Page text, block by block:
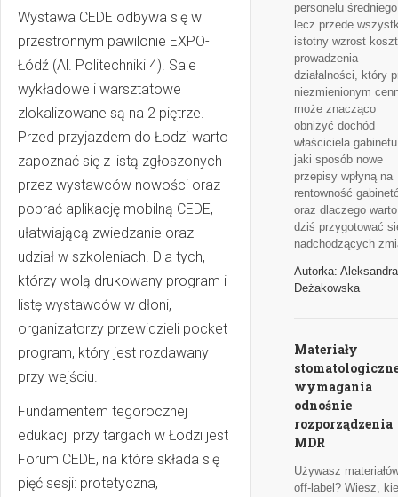
Wystawa CEDE odbywa się w
przestronnym pawilonie EXPO-
Łódź (Al. Politechniki 4). Sale
wykładowe i warsztatowe
zlokalizowane są na 2 piętrze.
Przed przyjazdem do Łodzi warto
zapoznać się z listą zgłoszonych
przez wystawców nowości oraz
pobrać aplikację mobilną CEDE,
ułatwiającą zwiedzanie oraz
udział w szkoleniach. Dla tych,
którzy wolą drukowany program i
listę wystawców w dłoni,
organizatorzy przewidzieli pocket
program, który jest rozdawany
przy wejściu.
Fundamentem tegorocznej
edukacji przy targach w Łodzi jest
Forum CEDE, na które składa się
pięć sesji: protetyczna,
personelu
lecz przede
istotny wzrost
prowadzenia
działalności, który
niezmienionym
może znacząco
obniżyć dochód
właściciela
jaki sposób nowe
przepisy wpłyną na
rentowność
oraz dlaczego
dziś przygotować
nadchodzących
Autorka: Aleksandra
Deżakowska
Materiały
wymagania
odnośnie
rozporządzenia
MDR
Używasz
off-label? Wiesz,